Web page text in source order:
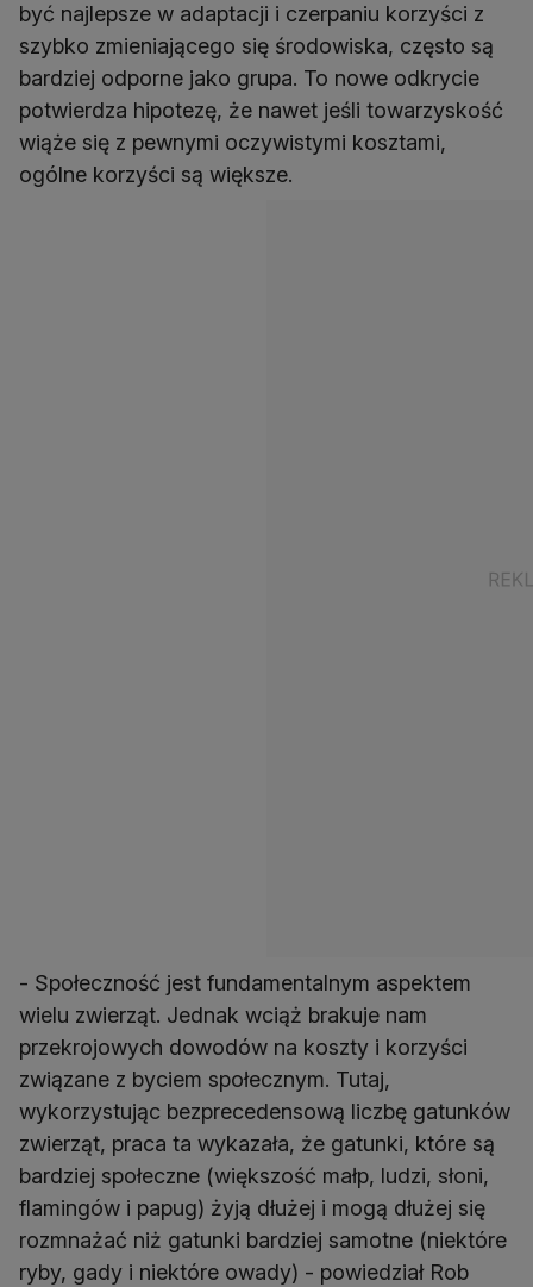
być najlepsze w adaptacji i czerpaniu korzyści z
szybko zmieniającego się środowiska, często są
bardziej odporne jako grupa. To nowe odkrycie
potwierdza hipotezę, że nawet jeśli towarzyskość
wiąże się z pewnymi oczywistymi kosztami,
ogólne korzyści są większe.
- Społeczność jest fundamentalnym aspektem
wielu zwierząt. Jednak wciąż brakuje nam
przekrojowych dowodów na koszty i korzyści
związane z byciem społecznym. Tutaj,
wykorzystując bezprecedensową liczbę gatunków
zwierząt, praca ta wykazała, że gatunki, które są
bardziej społeczne (większość małp, ludzi, słoni,
flamingów i papug) żyją dłużej i mogą dłużej się
rozmnażać niż gatunki bardziej samotne (niektóre
ryby, gady i niektóre owady) - powiedział Rob